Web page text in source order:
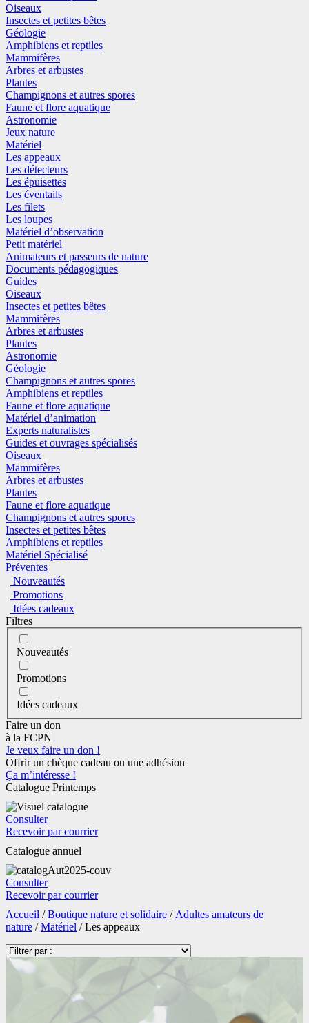
Oiseaux
Insectes et petites bêtes
Géologie
Amphibiens et reptiles
Mammifères
Arbres et arbustes
Plantes
Champignons et autres spores
Faune et flore aquatique
Astronomie
Jeux nature
Matériel
Les appeaux
Les détecteurs
Les épuisettes
Les éventails
Les filets
Les loupes
Matériel d’observation
Petit matériel
Animateurs et passeurs de nature
Documents pédagogiques
Guides
Oiseaux
Insectes et petites bêtes
Mammifères
Arbres et arbustes
Plantes
Astronomie
Géologie
Champignons et autres spores
Amphibiens et reptiles
Faune et flore aquatique
Matériel d’animation
Experts naturalistes
Guides et ouvrages spécialisés
Oiseaux
Mammifères
Arbres et arbustes
Plantes
Faune et flore aquatique
Champignons et autres spores
Insectes et petites bêtes
Amphibiens et reptiles
Matériel Spécialisé
Préventes
Nouveautés
Promotions
Idées cadeaux
Filtres
Nouveautés
Promotions
Idées cadeaux
Faire un don
à la FCPN
Je veux faire un don !
Offrir un chèque cadeau ou une adhésion
Ça m’intéresse !
Catalogue Printemps
Consulter
Recevoir par courrier
Catalogue annuel
Consulter
Recevoir par courrier
Accueil /Boutique nature et solidaire / Adultes amateurs de
nature /Matériel / Les appeaux